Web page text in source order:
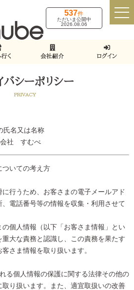
537件
ただいま公開中
2026.08.06
く 会社紹介 ログイン
バシーポリシー
PRIVACY
氏名又は名称
会社 すむべ
ついての考え方
行うため、お客さまの電子メールアド
電話番号等の情報を収集・利用させて
個人情報（以下「お客さま情報」とい
大な責務と認識し、この責務を果たす
さま情報を取り扱います。
る個人情報の保護に関する法律その他の
り扱います。また、適宜取扱いの改善